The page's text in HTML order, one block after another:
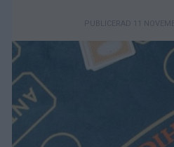
PUBLICERAD 11